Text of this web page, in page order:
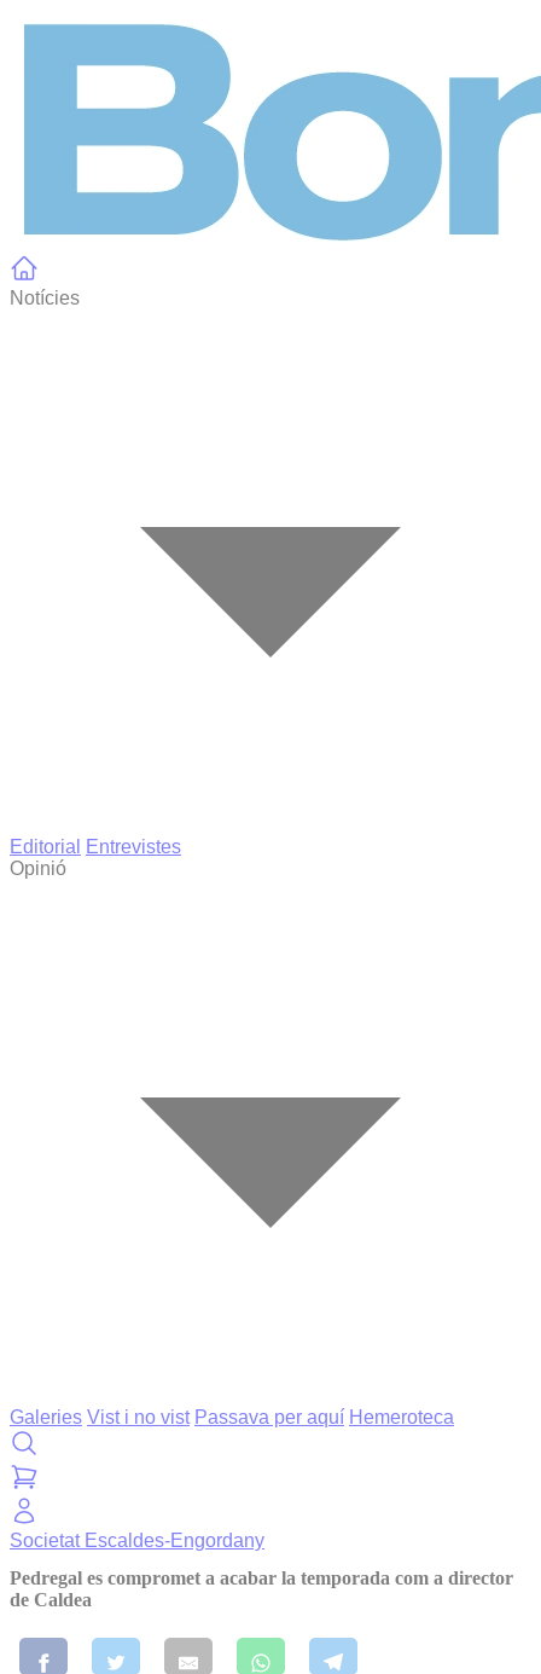
Notícies
Editorial
Entrevistes
Opinió
Galeries Vist i no vist Passava per aquí Hemeroteca
Societat Escaldes-Engordany
Pedregal es compromet a acabar la temporada com a director
de Caldea